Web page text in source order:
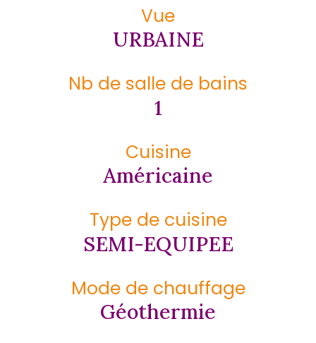
Vue
URBAINE
Nb de salle de bains
1
Cuisine
Américaine
Type de cuisine
SEMI-EQUIPEE
Mode de chauffage
Géothermie